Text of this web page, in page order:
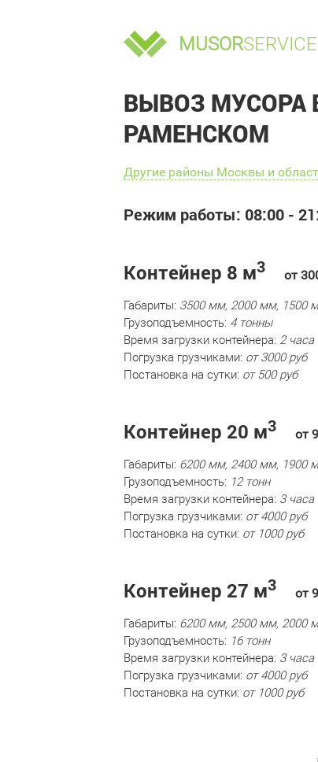
MUSORSERVICE
ВЫВОЗ МУСОРА
РАМЕНСКОМ
Другие районы Москвы и
Режим работы: 08:00 -
Контейнер 8 м3 от
Габариты: 3500 мм, 2000 мм, 1500
Грузоподъемность: 4 тонны
Время загрузки контейнера: 2 часа
Погрузка грузчиками: от 3000 руб
Постановка на сутки: от 500 руб
Контейнер 20 м3 от
Габариты: 6200 мм, 2400 мм, 1900
Грузоподъемность: 12 тонн
Время загрузки контейнера: 3 часа
Погрузка грузчиками: от 4000 руб
Постановка на сутки: от 1000 руб
Контейнер 27 м3 от
Габариты: 6200 мм, 2500 мм, 2000
Грузоподъемность: 16 тонн
Время загрузки контейнера: 3 часа
Погрузка грузчиками: от 4000 руб
Постановка на сутки: от 1000 руб